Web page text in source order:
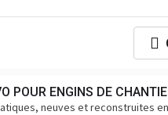
POUR ENGINS DE
neuves et reconstruites